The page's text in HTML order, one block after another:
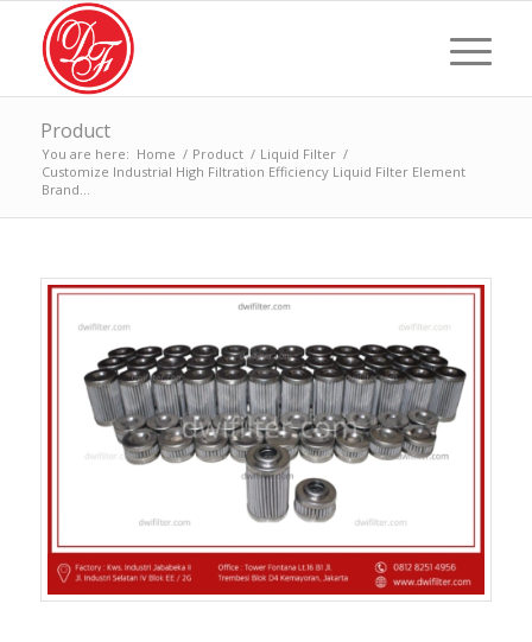
Product
You are here: Home / Product / Liquid Filter /
Customize Industrial High Filtration Efficiency Liquid Filter Element
Brand...